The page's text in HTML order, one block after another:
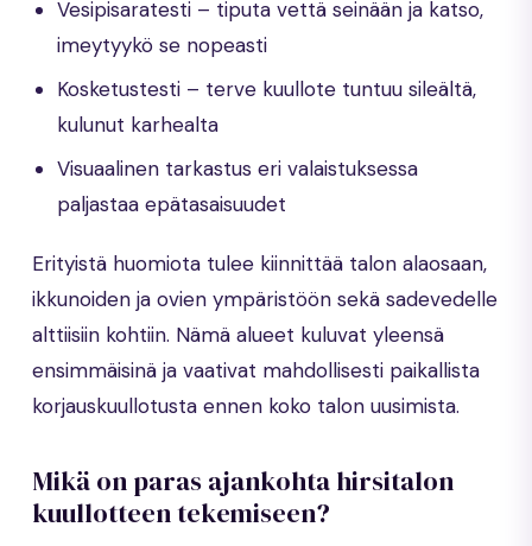
Vesipisaratesti – tiputa vettä seinään ja katso,
imeytyykö se nopeasti
Kosketustesti – terve kuullote tuntuu sileältä,
kulunut karhealta
Visuaalinen tarkastus eri valaistuksessa
paljastaa epätasaisuudet
Erityistä huomiota tulee kiinnittää talon alaosaan,
ikkunoiden ja ovien ympäristöön sekä sadevedelle
alttiisiin kohtiin. Nämä alueet kuluvat yleensä
ensimmäisinä ja vaativat mahdollisesti paikallista
korjauskuullotusta ennen koko talon uusimista.
Mikä on paras ajankohta hirsitalon
kuullotteen tekemiseen?